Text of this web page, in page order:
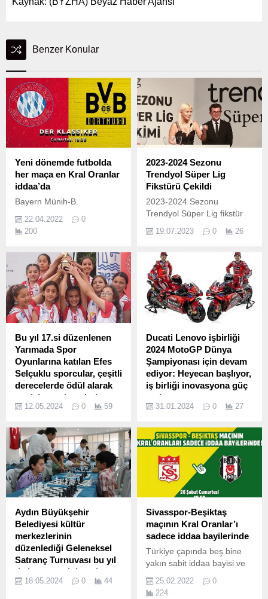
Benzer Konular
Yeni dönemde futbolda
her maça en Kral Oranlar
iddaa’da
Bayern Münih-B.
22.04.2022
0
200
2023-2024 Sezonu
Trendyol Süper Lig
Fikstürü Çekildi
2023-2024 Sezonu
Trendyol Süper Lig fikstür
çekimi bu akşam TFF
Hasan Doğan Milli Takımlar
Tesisleri’nde çeşitli
etkinlikler ve sanat
dünyasının katılımıyla
gerçekleştirildi.
19.07.2023 0 26
Bu yıl 17.si düzenlenen
Yarımada Spor
Oyunlarına katılan Efes
Selçuklu sporcular, çeşitli
derecelerde ödül alarak
madalya ve kupalarla
ilçeye döndüler.
desteği ile gerçekleştirilen
turnuvada elde ettikleri
ödüllerle kente dönen
sporcular, Efes Selçuk'u
başarıyla temsil ettiler.
12.05.2024 0 59
Ducati Lenovo işbirliği
2024 MotoGP Dünya
Şampiyonası için devam
ediyor: Heyecan başlıyor,
iş birliği inovasyona güç
veriyor
Bir MotoGP sezonu daha
Lenovo Takımı rakiplerine
meydan okumaya
hazırlanıyor.
31.01.2024 0 27
Aydın Büyükşehir
Belediyesi kültür
merkezlerinin
düzenlediği Geleneksel
Satranç Turnuvası bu yıl
da heyecan dolu anlara
sahne oldu
18.05.2024 0 44
Sivasspor-Beşiktaş
maçının Kral Oranlar’ı
sadece iddaa bayilerinde
Türkiye çapında beş bine
yakın sabit iddaa bayisi ve
iddaa'a özel, daha yüksek
oranların olduğu
25.02.2022
0
224